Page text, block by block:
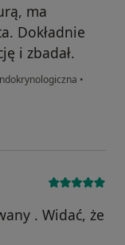
ma
Dokładnie
i zbadał.
•
. Widać, że